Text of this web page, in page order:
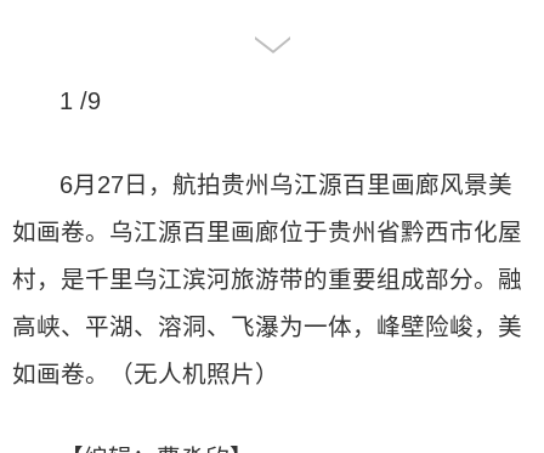
1 /9
6月27日，航拍贵州乌江源百里画廊风景美
如画卷。乌江源百里画廊位于贵州省黔西市化屋
村，是千里乌江滨河旅游带的重要组成部分。融
高峡、平湖、溶洞、飞瀑为一体，峰壁险峻，美
如画卷。（无人机照片）